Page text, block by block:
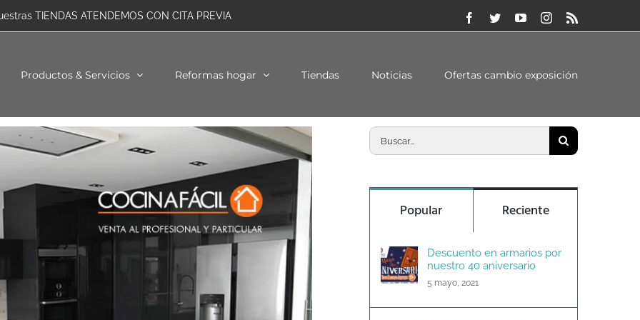
TIENDAS ATENDEMOS CON CITA PREVIA Facebook
TwitterYouTubeInstagram
Productos & Servicios Reformas hogar Tiendas Noticias Ofertas cambio exposición
Inicio / Reformas del hogar con garantías
Buscar:
Popular Reciente
Descuento en armarios por
nuestro 40 aniversario
5 mayo, 2021